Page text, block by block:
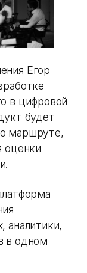
Егор
в цифровой
будет
маршруте,
оценки
аналитики,
в одном